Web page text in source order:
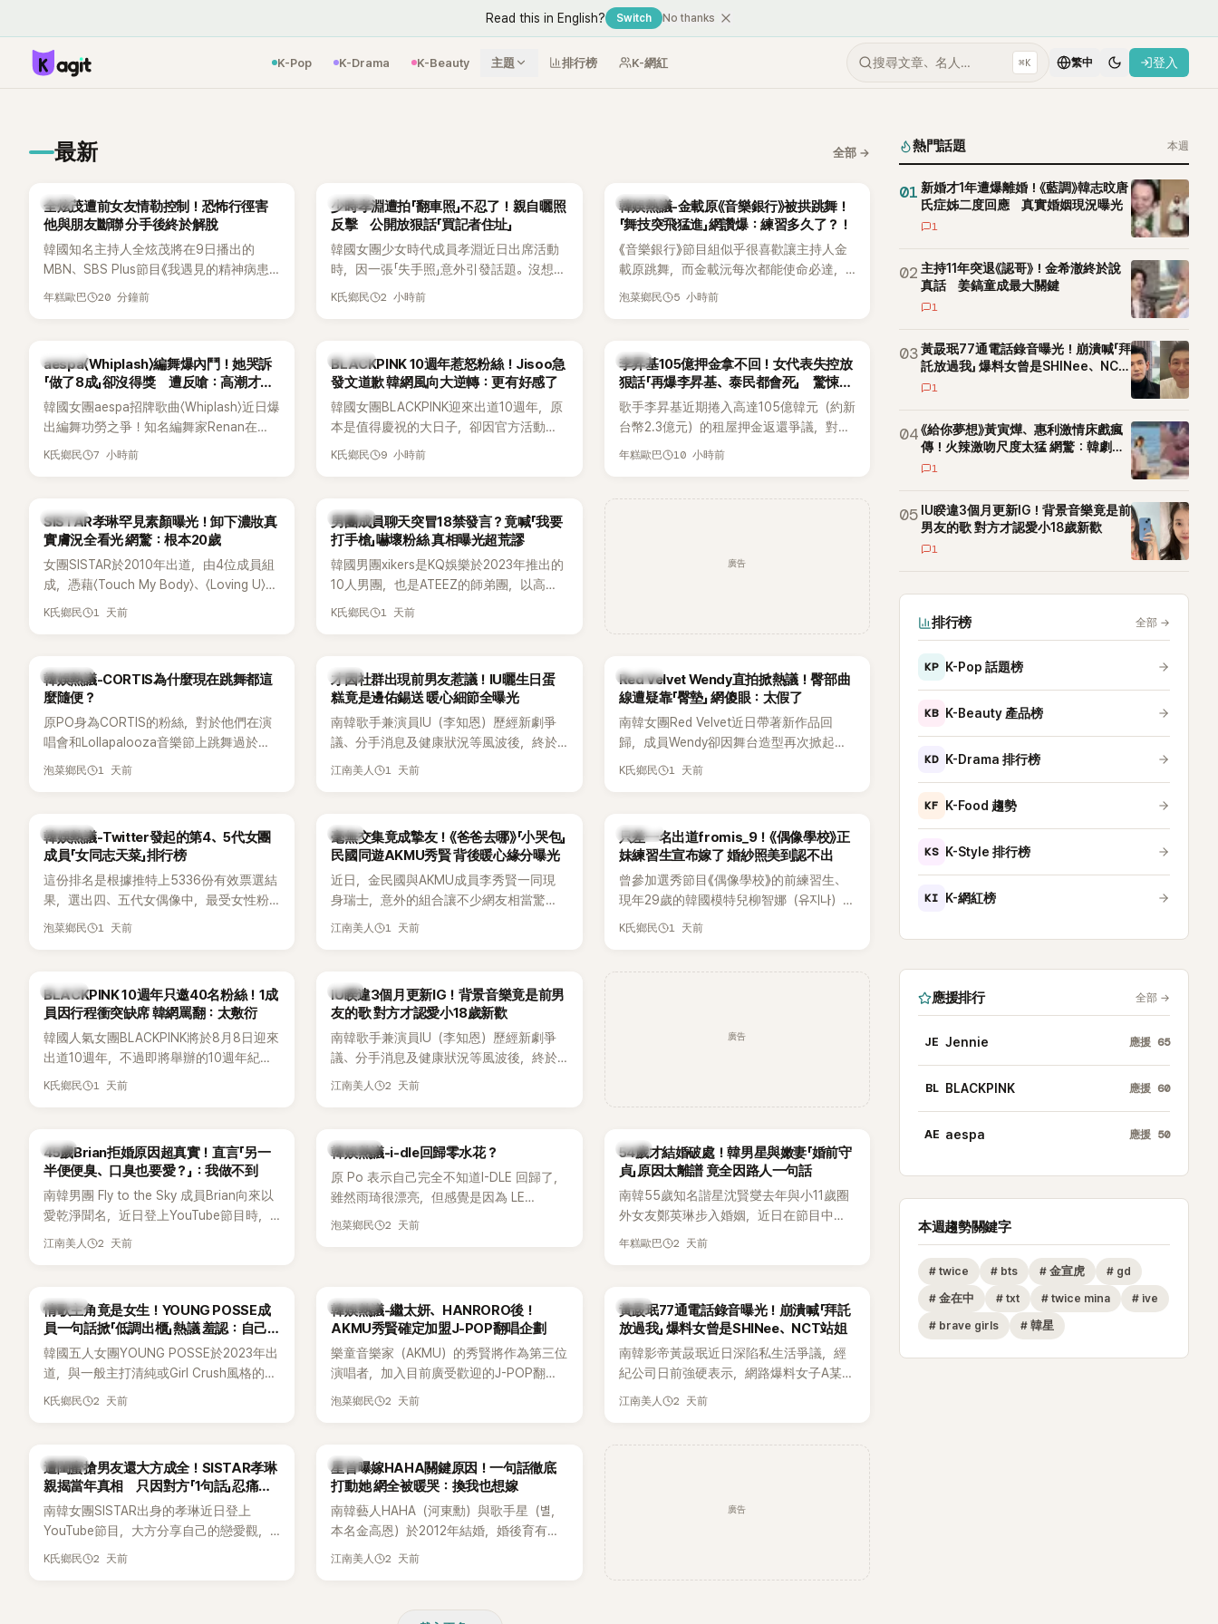
Read this in English? Switch No thanks
K-Pop K-Drama K-Beauty 主題 排行榜 K-網紅 搜尋文章、名人… ⌘K 繁中 登入
最新 全部 →
韓星
全炫茂遭前女友情勒控制！恐怖行徑害
他與朋友斷聯 分手後終於解脫
韓國知名主持人全炫茂將在9日播出的
MBN、SBS Plus節目《我遇見的精神病患》
（내가 만난 사이코패스）中，首度坦承一段
的一句「歡迎回來」，更讓他至今印象深刻。
年糕歐巴 20 分鐘前
K-POP
少時孝淵遭拍「翻車照」不忍了！親自曬照
反擊 公開放狠話「買記者住址」
韓國女團少女時代成員孝淵近日出席活動
時，因一張「失手照」意外引發話題。沒想到
她本人看到照片後，不但沒有生氣，反而
K氏鄉民 2 小時前
熱議討論
韓娛熱議-金載原《音樂銀行》被拱跳舞！
「舞技突飛猛進」網讚爆：練習多久了？！
《音樂銀行》節目組似乎很喜歡讓主持人金
載原跳舞，而金載沅每次都能使命必達，
甚至舞技還進步不少。觀眾們也發現製作
泡菜鄉民 5 小時前
K-POP
aespa〈Whiplash〉編舞爆內鬥！她哭訴
「做了8成」卻沒得獎 遭反嗆：高潮才是
關鍵
韓國女團aespa招牌歌曲〈Whiplash〉近日爆
出編舞功勞之爭！知名編舞家Renan在
Mnet新節目《Street World Fighter：
度編舞大賞」卻由Lachica拿走，讓她至今
仍感到相當不平。
K氏鄉民 7 小時前
K-POP
BLACKPINK 10週年惹怒粉絲！Jisoo急
發文道歉 韓網風向大逆轉：更有好感了
韓國女團BLACKPINK迎來出道10週年，原
本是值得慶祝的大日子，卻因官方活動安
排引發粉絲不滿，甚至傳出有人持高爾夫
K氏鄉民 9 小時前
韓星
李昇基105億押金拿不回！女代表失控放
狠話「再爆李昇基、泰民都會死」 驚悚錄
音流出
歌手李昇基近期捲入高達105億韓元（約新
台幣2.3億元）的租屋押金返還爭議，對象
正是演藝企劃公司One Hundred Label代
年糕歐巴 10 小時前
K-POP
SISTAR孝琳罕見素顏曝光！卸下濃妝真
實膚況全看光 網驚：根本20歲
女團SISTAR於2010年出道，由4位成員組
成，憑藉〈Touch My Body〉、〈Loving U〉、
〈Shake It〉等一連串夏日神曲紅遍亞洲，獲
的孝琳，近日在社群分享與「排球女王」金軟
景聚餐的日常，不僅展現兩人多年不變的
好交情，她幾乎素顏入鏡的真實模樣，也
意外掀起網友熱議。
K氏鄉民 1 天前
K-POP
男團成員聊天突冒18禁發言？竟喊「我要
打手槍」嚇壞粉絲 真相曝光超荒謬
韓國男團xikers是KQ娛樂於2023年推出的
10人男團，也是ATEEZ的師弟團，以高完
成度舞台、充滿爆發力的表演及Hip-Hop
力。
K氏鄉民 1 天前
廣告
熱議討論
韓娛熱議-CORTIS為什麼現在跳舞都這
麼隨便？
原PO身為CORTIS的粉絲，對於他們在演
唱會和Lollapalooza音樂節上跳舞過於隨
便感到不滿，認為舞蹈是他們走紅的重要
泡菜鄉民 1 天前
韓星
才因社群出現前男友惹議！IU曬生日蛋
糕竟是邊佑錫送 暖心細節全曝光
南韓歌手兼演員IU（李知恩）歷經新劇爭
議、分手消息及健康狀況等風波後，終於
睽違3個月更新社群平台，一口氣曬出20
尖網友發現暗藏玄機，在韓網引發兩波討
論。
江南美人 1 天前
K-POP
Red Velvet Wendy直拍掀熱議！臀部曲
線遭疑靠「臀墊」 網傻眼：太假了
南韓女團Red Velvet近日帶著新作品回
歸，成員Wendy卻因舞台造型再次掀起討
論。她日前才因暴瘦身形受到外界關注，
K氏鄉民 1 天前
熱議討論
韓娛熱議-Twitter發起的第4、5代女團
成員「女同志天菜」排行榜
這份排名是根據推特上5336份有效票選結
果，選出四、五代女偶像中，最受女性粉
絲喜愛的成員。其中，HATS2HEARTS成
泡菜鄉民 1 天前
韓星
毫無交集竟成摯友！《爸爸去哪》「小哭包」
民國同遊AKMU秀賢 背後暖心緣分曝光
近日，金民國與AKMU成員李秀賢一同現
身瑞士，意外的組合讓不少網友相當驚
訝。兩人過去幾乎沒有公開交集，如今卻
江南美人 1 天前
K-POP
只差一名出道fromis_9！《偶像學校》正
妹練習生宣布嫁了 婚紗照美到認不出
曾參加選秀節目《偶像學校》的前練習生、
現年29歲的韓國模特兒柳智娜（유지나），
近日無預警在社群平台公開一系列婚紗
K氏鄉民 1 天前
K-POP
BLACKPINK 10週年只邀40名粉絲！1成
員因行程衝突缺席 韓網罵翻：太敷衍
韓國人氣女團BLACKPINK將於8月8日迎來
出道10週年，不過即將舉辦的10週年紀念
Meet & Greet活動，依舊無法看到四人合
絲熱議。
K氏鄉民 1 天前
韓星
IU睽違3個月更新IG！背景音樂竟是前男
友的歌 對方才認愛小18歲新歡
南韓歌手兼演員IU（李知恩）歷經新劇爭
議、分手消息及健康狀況等風波後，終於
睽違3個月更新社群平台，一口氣曬出20
音樂，意外掀起韓網討論。
江南美人 2 天前
廣告
韓星
45歲Brian拒婚原因超真實！直言「另一
半便便臭、口臭也要愛？」：我做不到
南韓男團 Fly to the Sky 成員Brian向來以
愛乾淨聞名，近日登上YouTube節目時，
再度談到自己的婚姻觀，直言無法理解「連
江南美人 2 天前
熱議討論
韓娛熱議-i-dle回歸零水花？
原 Po 表示自己完全不知道I-DLE 回歸了，
雖然雨琦很漂亮，但感覺是因為 LE
SSERAFIM 和 aespa 佔據了市場。
泡菜鄉民 2 天前
韓星
54歲才結婚破處！韓男星與嫩妻「婚前守
貞」原因太離譜 竟全因路人一句話
南韓55歲知名諧星沈賢燮去年與小11歲圈
外女友鄭英琳步入婚姻，近日在節目中分
享與妻子的戀愛故事，笑稱兩人原本想享
前一直堅守「婚前守貞」的原因之一。
年糕歐巴 2 天前
K-POP
情歌主角竟是女生！YOUNG POSSE成
員一句話掀「低調出櫃」熱議 羞認：自己
都不敢聽
韓國五人女團YOUNG POSSE於2023年出
道，與一般主打清純或Girl Crush風格的女
團不同，她們以濃厚的Hip-Hop元素、自
的音樂風格，在海外尤其是歐美市場累積
不少人氣，逐漸成為第五代女團中極具辨
識度的新生代代表之一。
K氏鄉民 2 天前
熱議討論
韓娛熱議-繼太妍、HANRORO後！
AKMU秀賢確定加盟J-POP翻唱企劃
樂童音樂家（AKMU）的秀賢將作為第三位
演唱者，加入目前廣受歡迎的J-POP翻唱
企劃。繼太妍和Hanroro之後，秀賢已獲
泡菜鄉民 2 天前
韓星
黃晸珉77通電話錄音曝光！崩潰喊「拜託
放過我」 爆料女曾是SHINee、NCT站姐
南韓影帝黃晸珉近日深陷私生活爭議，經
紀公司日前強硬表示，網路爆料女子A某涉
嫌長期跟蹤黃晸珉，已正式採取法律行
度承認自己過去曾是SHINee、NCT等偶像
江南美人 2 天前
K-POP
遭閨蜜搶男友還大方成全！SISTAR孝琳
親揭當年真相 只因對方「1句話」忍痛放
手
南韓女團SISTAR出身的孝琳近日登上
YouTube節目，大方分享自己的戀愛觀，
更首度坦承過去曾遭最好的朋友搶走男
K氏鄉民 2 天前
韓星
星首曝嫁HAHA關鍵原因！一句話徹底
打動她 網全被暖哭：換我也想嫁
南韓藝人HAHA（河東勳）與歌手星（별，
本名金高恩）於2012年結婚，婚後育有兩
子一女，一家五口生活幸福美滿，也是韓
江南美人 2 天前
廣告
熱門話題 本週
01 新婚才1年遭爆離婚！《藍調》韓志旼唐
氏症姊二度回應 真實婚姻現況曝光
1
02 主持11年突退《認哥》！金希澈終於說
真話 姜鎬童成最大關鍵
1
03黃晸珉77通電話錄音曝光！崩潰喊「拜
託放過我」 爆料女曾是SHINee、NCT
站姐
1
04《給你夢想》黃寅燁、惠利激情床戲瘋
傳！火辣激吻尺度太猛 網驚：韓劇太
敢拍
1
05 IU睽違3個月更新IG！背景音樂竟是前
男友的歌 對方才認愛小18歲新歡
1
排行榜 全部 →
KP K-Pop 話題榜
KB K-Beauty 產品榜
KD K-Drama 排行榜
KF K-Food 趨勢
KS K-Style 排行榜
KI K-網紅榜
應援排行 全部 →
JE Jennie 應援 65
BL BLACKPINK 應援 60
AE aespa 應援 50
本週趨勢關鍵字
# twice # bts # 金宣虎 # gd
# 金在中 # txt # twice mina # ive
# brave girls # 韓星